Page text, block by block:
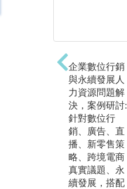
企業數位行銷
與永續發展人
力資源問題解
決，案例研討:
針對數位行
銷、廣告、直
播、新零售策
略、跨境電商
真實議題、永
續發展，搭配